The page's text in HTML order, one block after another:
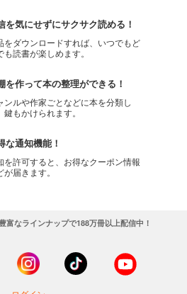
を気にせずにサクサク読める！
をダウンロードすれば、いつでもど
も読書が楽しめます。
を作って本の整理ができる！
ンルや作家ごとなどに本を分類し
鍵もかけられます。
な通知機能！
を許可すると、お得なクーポン情報
が届きます。
富なラインナップで188万冊以上配信中！